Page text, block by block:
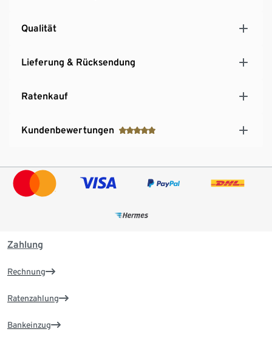
Qualität
Lieferung & Rücksendung
Ratenkauf
Kundenbewertungen
Zahlung
Rechnung
Ratenzahlung
Bankeinzug